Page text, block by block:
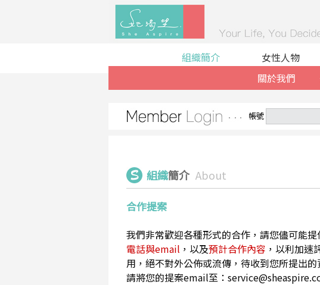
組織簡介
關於我們
女性人物
帳號
組織簡介 About
合作提案
我們非常歡迎各種形式的合作，請您儘可能
電話與email ，以及預計合作內容 ，以利加
用，絕不對外公佈或流傳，待收到您所提出
請將您的提案email至：